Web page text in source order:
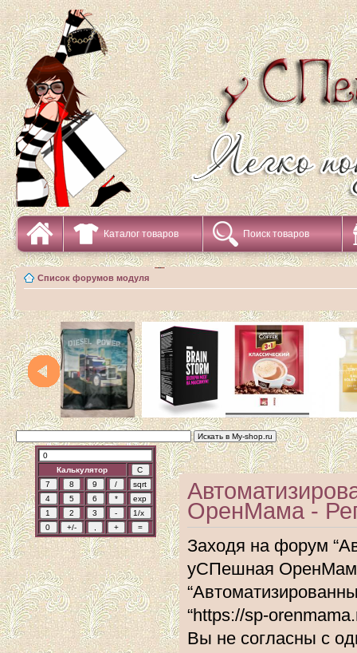
Каталог товаров Поиск товаров
Список форумов модуля
Калькулятор
ОренМама -
Заходя на форум
уСПешная
“https://sp-
Вы не согласны с